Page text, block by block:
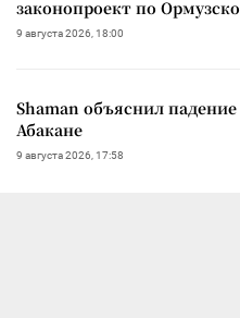
законопроект по
9 августа 2026, 18:00
Shaman объяснил
Абакане
9 августа 2026, 17:58